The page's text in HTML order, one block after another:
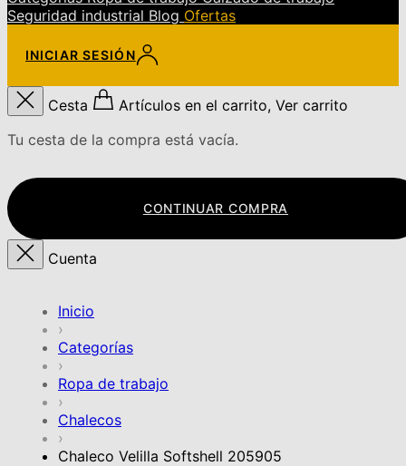
Seguridad industrial Blog Ofertas
INICIAR SESIÓN
Cesta
Artículos en el carrito, Ver carrito
Tu cesta de la compra está vacía.
CONTINUAR COMPRA
Cuenta
Inicio
›
Categorías
›
Ropa de trabajo
›
Chalecos
›
Chaleco Velilla Softshell 205905